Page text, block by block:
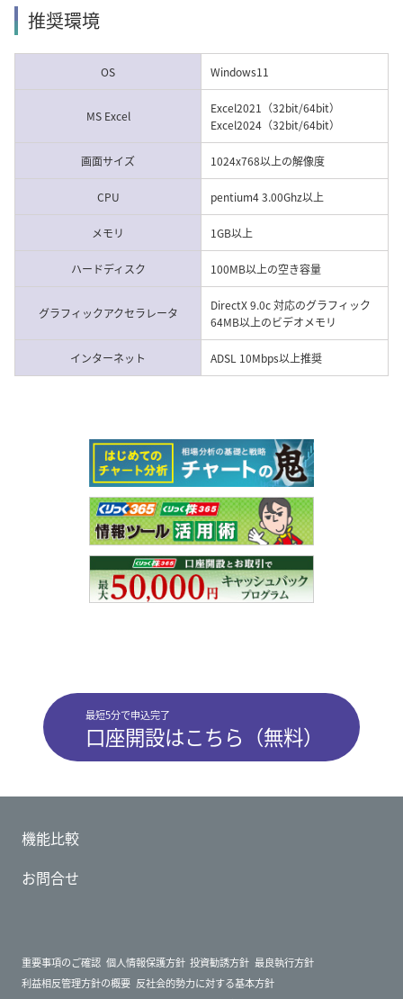
推奨環境
OS Windows11
MS Excel
Excel2021（32bit/64bit）
Excel2024（32bit/64bit）
画面サイズ 1024x768以上の解像度
CPU pentium4 3.00Ghz以上
メモリ 1GB以上
ハードディスク 100MB以上の空き容量
グラフィックアクセラレータ
DirectX 9.0c 対応のグラフィック
64MB以上のビデオメモリ
インターネット ADSL 10Mbps以上推奨
最短5分で申込完了
口座開設はこちら（無料）
機能比較
お問合せ
重要事項のご確認 個人情報保護方針 投資勧誘方針 最良執行方針
利益相反管理方針の概要 反社会的勢力に対する基本方針